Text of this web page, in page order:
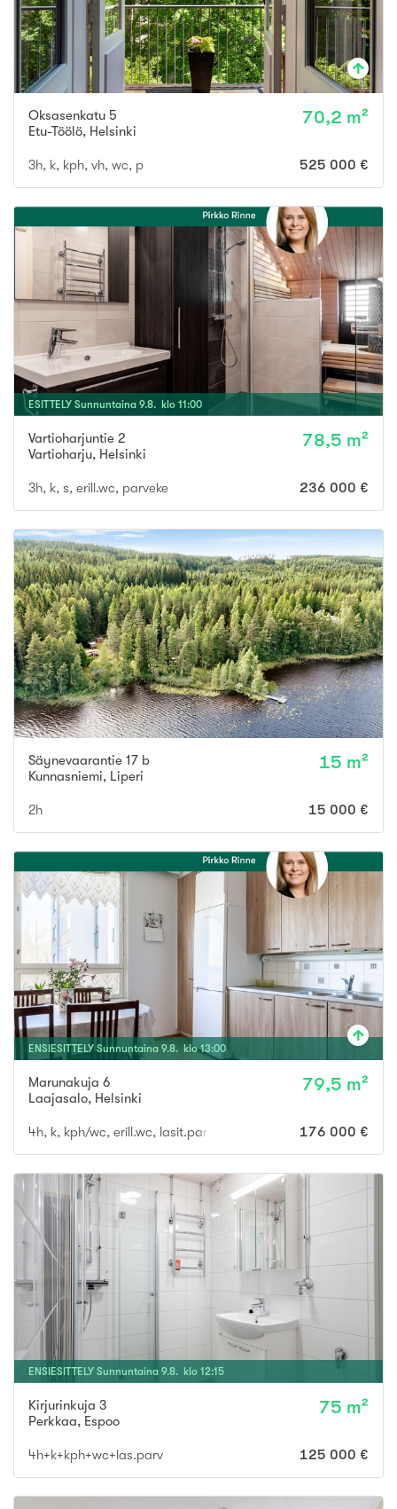
Oksasenkatu 5
Etu-Töölö, Helsinki
70,2 m²
3h, k, kph, vh, wc, p 525 000 €
ESITTELY Sunnuntaina 9.8. klo 11:00
Vartioharjuntie 2
Vartioharju, Helsinki
78,5 m²
3h, k, s, erill.wc, parveke 236 000 €
Säynevaarantie 17 b
Kunnasniemi, Liperi
15 m²
2h 15 000 €
ENSIESITTELY Sunnuntaina 9.8. klo13:00
Marunakuja 6
Laajasalo, Helsinki
79,5 m²
4h, k, kph/wc, erill.wc, lasit.parveke 176 000 €
ENSIESITTELY Sunnuntaina 9.8. klo 12:15
Kirjurinkuja 3
Perkkaa, Espoo
75 m²
4h+k+kph+wc+las.parv 125 000 €